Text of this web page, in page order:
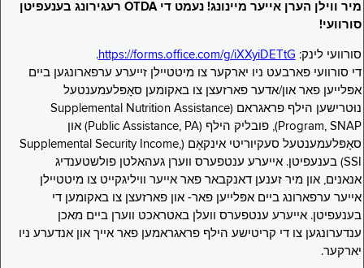
מיר ווילן הערן אייער מיינונג! נעמט די OTDA רעגירונג בענעפיטן
סורוועי!
סורוועי לינק: https://forms.office.com/g/iXXyiDETtG
.
די סורוועי פארבעט ניו יארקער צו מיטטיילן זייערע ערפארונגען ביים
אפּלייען פאר און/אדער פארזעצן צו באקומען סאָפּלעמענטעל
נוּטרישען הילף פראגראם (Supplemental Nutrition Assistance
Program, SNAP), פובליק הילף (Public Assistance, PA) און
סאָפּלעמענטעל סעקיוריטי אינקאָם (Supplemental Security Income,
SSI) בענעפיטן. אייערע ענטפערס ווערן געהאלטן פולשטענדיג
אנאנים, און מיר זענען דאנקבאר פאר אייער וויליגקייט צו מיטטיילן
אייער ערפארונג ביים אפּלייען פאר- און פארזעצן צו באקומען די
בענעפיטן. אייערע ענטפערס וועלן באטראכט ווערן ביים מאכן
ענדערונגען צו די קריטישע הילף פראגראמען פאר אייך און אנדערע ניו
יארקער.